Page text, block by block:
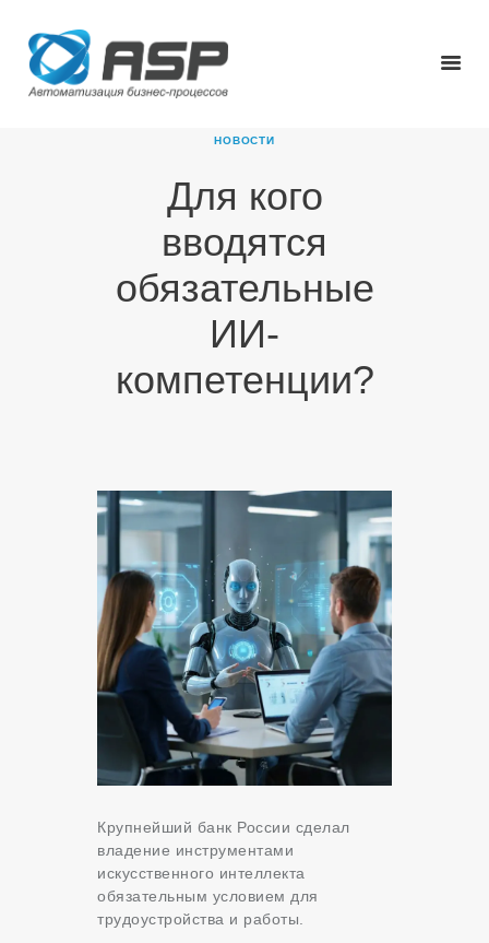
НОВОСТИ
Для кого
вводятся
обязательные
ИИ-
компетенции?
ГЛАВНАЯ
О КОМПАНИИ
ПРОДУКТЫ
НОВОСТИ
ПАРТНЕРЫ
КОНТАКТЫ
Крупнейший банк России сделал
владение инструментами
искусственного интеллекта
обязательным условием для
трудоустройства и работы.